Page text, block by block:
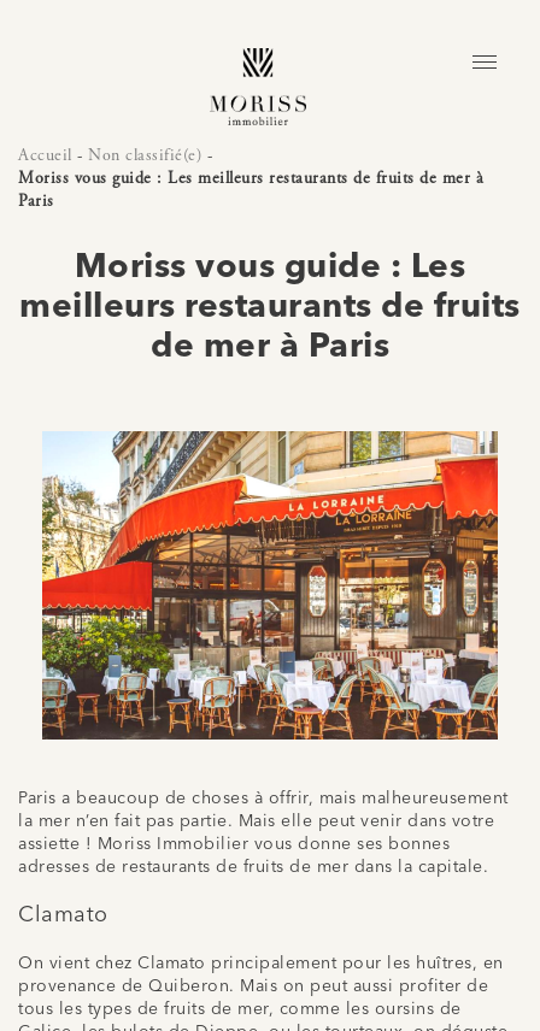
Accueil - Non classifié(e) -
Moriss vous guide : Les meilleurs restaurants de fruits de mer à
Paris
Moriss vous guide : Les
meilleurs restaurants de fruits
de mer à Paris
Paris a beaucoup de choses à offrir, mais malheureusement
la mer n’en fait pas partie. Mais elle peut venir dans votre
assiette ! Moriss Immobilier vous donne ses bonnes
adresses de restaurants de fruits de mer dans la capitale.
Clamato
On vient chez Clamato principalement pour les huîtres, en
provenance de Quiberon. Mais on peut aussi profiter de
tous les types de fruits de mer, comme les oursins de